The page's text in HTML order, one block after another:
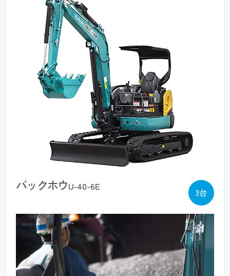
バックホウU-40-6E
3台